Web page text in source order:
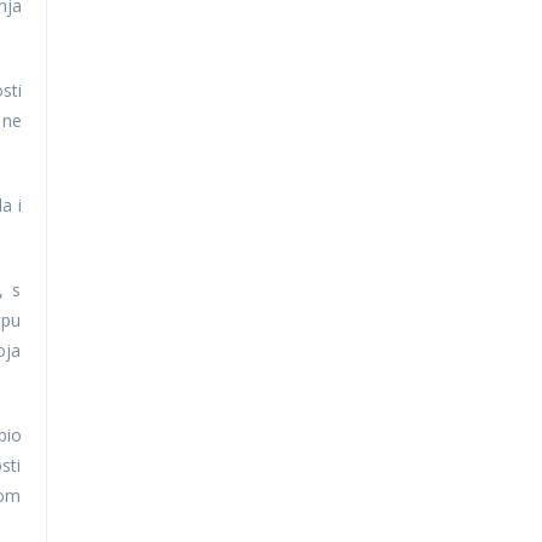
i
s